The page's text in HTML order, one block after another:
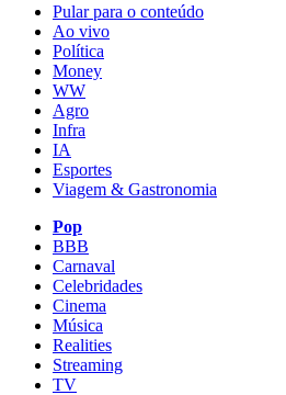
Pular para o conteúdo
Ao vivo
Política
Money
WW
Agro
Infra
IA
Esportes
Viagem & Gastronomia
Pop
BBB
Carnaval
Celebridades
Cinema
Música
Realities
Streaming
TV